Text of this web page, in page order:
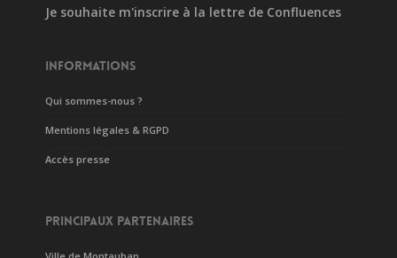
Je souhaite m'inscrire à la lettre de Confluences
INFORMATIONS
Qui sommes-nous ?
Mentions légales & RGPD
Accès presse
PRINCIPAUX PARTENAIRES